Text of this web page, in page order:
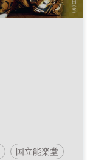
国立能楽堂